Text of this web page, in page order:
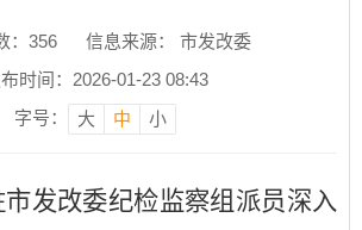
356
信息来源： 市发改委
时间：2026-01-23 08:43
字号：
大 中 小
市发改委纪检监察组派员深入